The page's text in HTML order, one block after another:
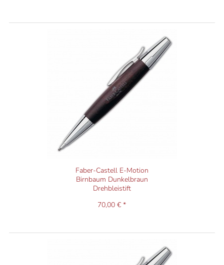
Faber-Castell E-Motion
Birnbaum Dunkelbraun
Drehbleistift
70,00 € *